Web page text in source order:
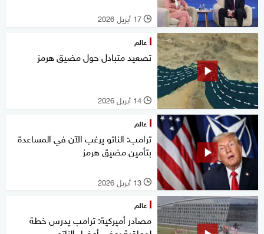
l 17 أبريل 2026
عالم
تصعيد متبادل حول مضيق هرمز
l 14 أبريل 2026
عالم
ترامب: الناتو يرغب الآن في المساعدة
بتأمين مضيق هرمز
l 13 أبريل 2026
عالم
مصادر أميركية: ترامب يدرس خطة